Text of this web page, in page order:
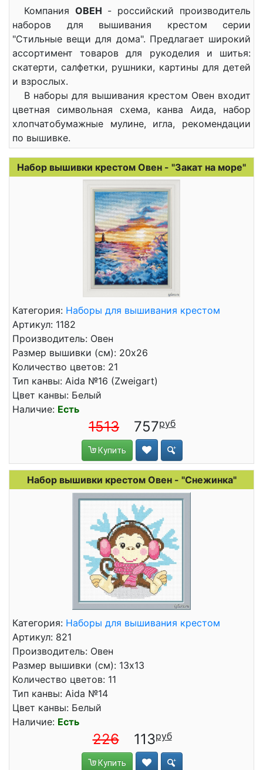
Компания ОВЕН - российский производитель
наборов для вышивания крестом серии
"Стильные вещи для дома". Предлагает широкий
ассортимент товаров для рукоделия и шитья:
скатерти, салфетки, рушники, картины для детей
и взрослых.
В наборы для вышивания крестом Овен входит
цветная символьная схема, канва Аида, набор
хлопчатобумажные мулине, игла, рекомендации
по вышивке.
Набор вышивки крестом Овен - "Закат на море"
Категория: Наборы для вышивания крестом
Артикул: 1182
Производитель: Овен
Размер вышивки (см): 20x26
Количество цветов: 21
Тип канвы: Aida №16 (Zweigart)
Цвет канвы: Белый
Наличие: Есть
1513 757
Купить
Набор вышивки крестом Овен - "Снежинка"
Категория: Наборы для вышивания крестом
Артикул: 821
Производитель: Овен
Размер вышивки (см): 13x13
Количество цветов: 11
Тип канвы: Aida №14
Цвет канвы: Белый
Наличие: Есть
226 113
Купить